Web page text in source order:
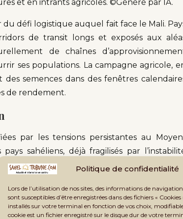
Politique de confidentialité
Lors de l’utilisation de nos sites, des informations de
sont susceptibles d’être enregistrées dans des fichiers « Cookies
installés sur votre terminal en fonction de vos choix,
cookie est un fichier enregistré sur le disque dur de votre
et en intrants agricoles. ©Généré par IA.
défi logistique auquel fait face le Mali.
de transit longs et exposés aux
de chaînes
ses populations. La campagne agricole,
semences dans des fenêtres
de rendement.
par les tensions persistantes au
sahéliens, déjà fragilisés par
climatiques. Face à cette équation, les
stratégie de diversification de leurs sources
vis-à-vis de filières
exigences politiques.